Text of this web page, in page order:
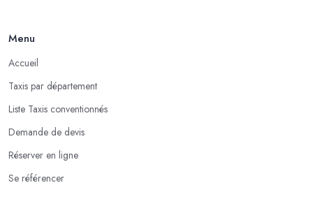
Menu
Accueil
Taxis par département
Liste Taxis conventionnés
Demande de devis
Réserver en ligne
Se référencer